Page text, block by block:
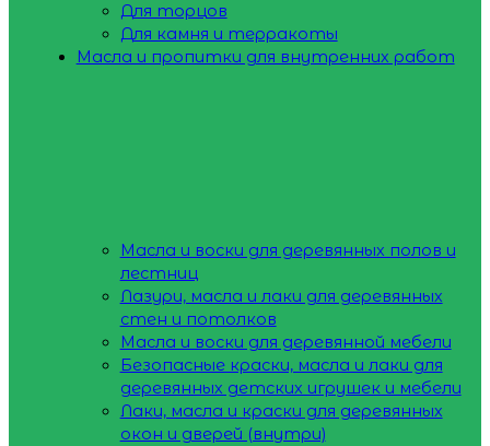
Для торцов
Для камня и терракоты
Масла и пропитки для внутренних работ
Масла и воски для деревянных полов и
лестниц
Лазури, масла и лаки для деревянных
стен и потолков
Масла и воски для деревянной мебели
Безопасные краски, масла и лаки для
деревянных детских игрушек и мебели
Лаки, масла и краски для деревянных
окон и дверей (внутри)